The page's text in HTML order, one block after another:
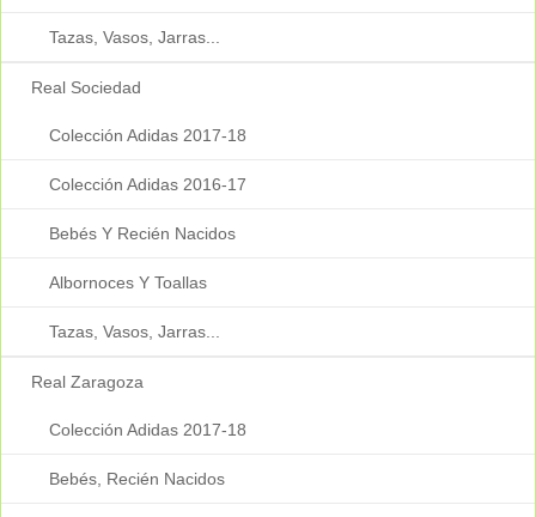
Tazas, Vasos, Jarras...
Real Sociedad
Colección Adidas 2017-18
Colección Adidas 2016-17
Bebés Y Recién Nacidos
Albornoces Y Toallas
Tazas, Vasos, Jarras...
Real Zaragoza
Colección Adidas 2017-18
Bebés, Recién Nacidos